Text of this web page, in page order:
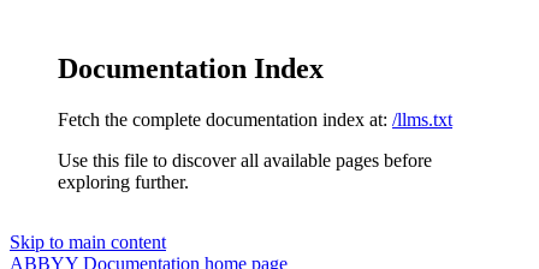
Documentation Index
Fetch the complete documentation index at: /llms.txt
Use this file to discover all available pages before
exploring further.
Skip to main content
ABBYY Documentation home page